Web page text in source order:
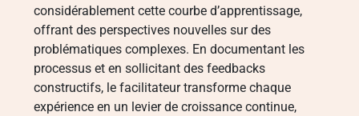
considérablement cette courbe d’apprentissage,
offrant des perspectives nouvelles sur des
problématiques complexes. En documentant les
processus et en sollicitant des feedbacks
constructifs, le facilitateur transforme chaque
expérience en un levier de croissance continue,